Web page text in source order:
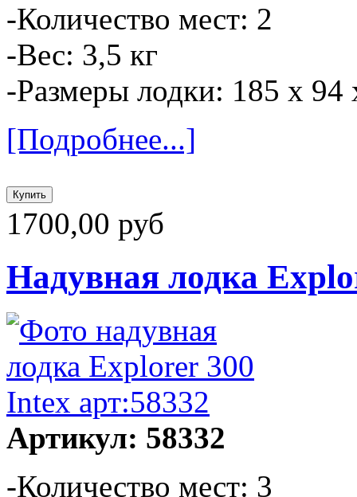
-Количество мест: 2
-Вес: 3,5 кг
-Размеры лодки: 185 х 94
[Подробнее...]
1700,00 руб
Надувная лодка
Артикул: 58332
-Количество мест: 3